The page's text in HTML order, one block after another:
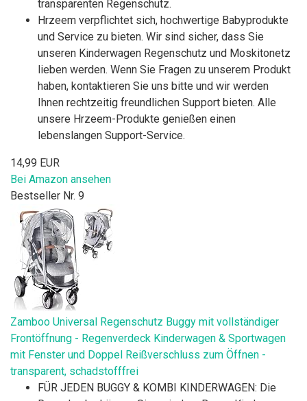
transparenten Regenschutz.
Hrzeem verpflichtet sich, hochwertige Babyprodukte
und Service zu bieten. Wir sind sicher, dass Sie
unseren Kinderwagen Regenschutz und Moskitonetz
lieben werden. Wenn Sie Fragen zu unserem Produkt
haben, kontaktieren Sie uns bitte und wir werden
Ihnen rechtzeitig freundlichen Support bieten. Alle
unsere Hrzeem-Produkte genießen einen
lebenslangen Support-Service.
14,99 EUR
Bei Amazon ansehen
Bestseller Nr. 9
Zamboo Universal Regenschutz Buggy mit vollständiger
Frontöffnung - Regenverdeck Kinderwagen & Sportwagen
mit Fenster und Doppel Reißverschluss zum Öffnen -
transparent, schadstofffrei
FÜR JEDEN BUGGY & KOMBI KINDERWAGEN: Die